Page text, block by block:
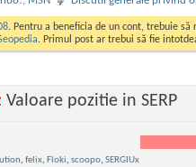
. Pentru a beneficia de un cont, trebuie
. Primul post ar trebui să fie
Valoare pozitie in SERP
, felix, Floki, scoopo, SERGIUx